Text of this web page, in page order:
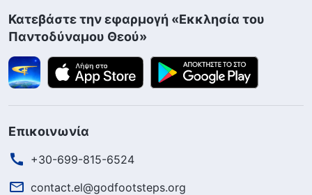
Κατεβάστε την εφαρμογή «Εκκλησία του
Παντοδύναμου Θεού»
Επικοινωνία
+30-699-815-6524
contact.el@godfootsteps.org